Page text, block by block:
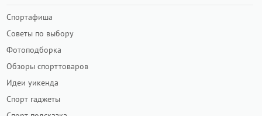
Спортафиша
Советы по выбору
Фотоподборка
Обзоры спорттоваров
Идеи уикенда
Спорт гаджеты